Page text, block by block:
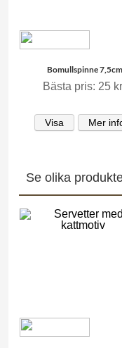
Bomullspinne 7,5cm
Bästa pris: 25 kr
Visa Mer
Se olika